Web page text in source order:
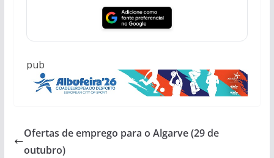
pub
Ofertas de emprego para o Algarve (29 de
outubro)